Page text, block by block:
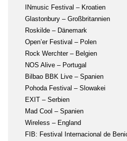
INmusic Festival – Kroatien
Glastonbury – Großbritannien
Roskilde – Dänemark
Open’er Festival – Polen
Rock Werchter – Belgien
NOS Alive – Portugal
Bilbao BBK Live – Spanien
Pohoda Festival – Slowakei
EXIT – Serbien
Mad Cool – Spanien
Wireless – England
FIB: Festival Internacional de